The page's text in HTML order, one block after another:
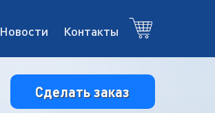
Новости Контакты
Сделать заказ